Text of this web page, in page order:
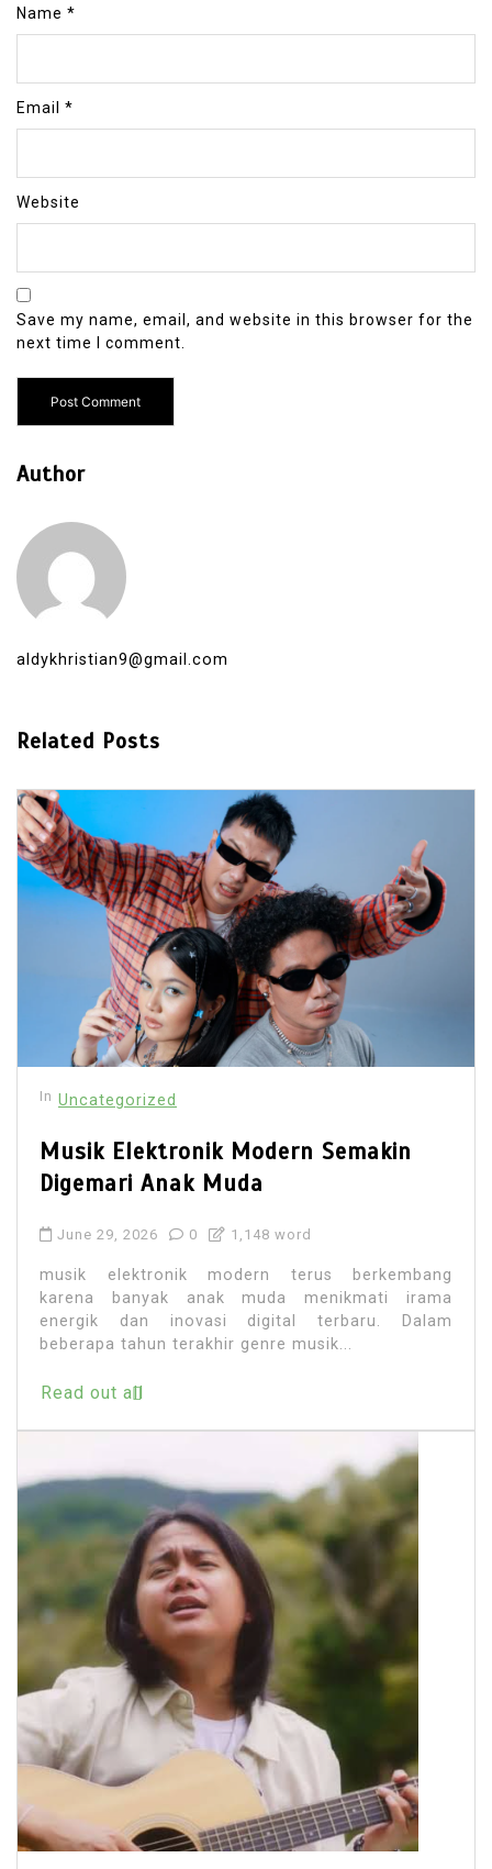
Name *
Email *
Website
Save my name, email, and website in this browser for the
next time I comment.
Author
aldykhristian9@gmail.com
Related Posts
In Uncategorized
Musik Elektronik Modern Semakin
Digemari Anak Muda
June 29, 2026 0 1,148 word
musik elektronik modern terus berkembang
karena banyak anak muda menikmati irama
energik dan inovasi digital terbaru. Dalam
beberapa tahun terakhir genre musik...
Read out all